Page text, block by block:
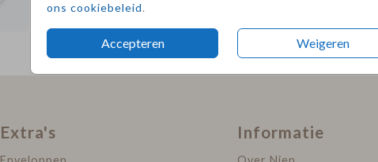
ons cookiebeleid.
Accepteren Weigeren
Extra's Informatie